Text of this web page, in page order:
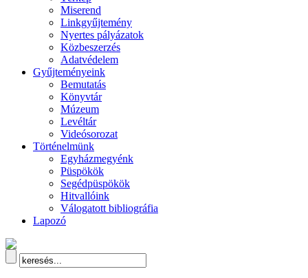
Miserend
Linkgyűjtemény
Nyertes pályázatok
Közbeszerzés
Adatvédelem
Gyűjteményeink
Bemutatás
Könyvtár
Múzeum
Levéltár
Videósorozat
Történelmünk
Egyházmegyénk
Püspökök
Segédpüspökök
Hitvallóink
Válogatott bibliográfia
Lapozó